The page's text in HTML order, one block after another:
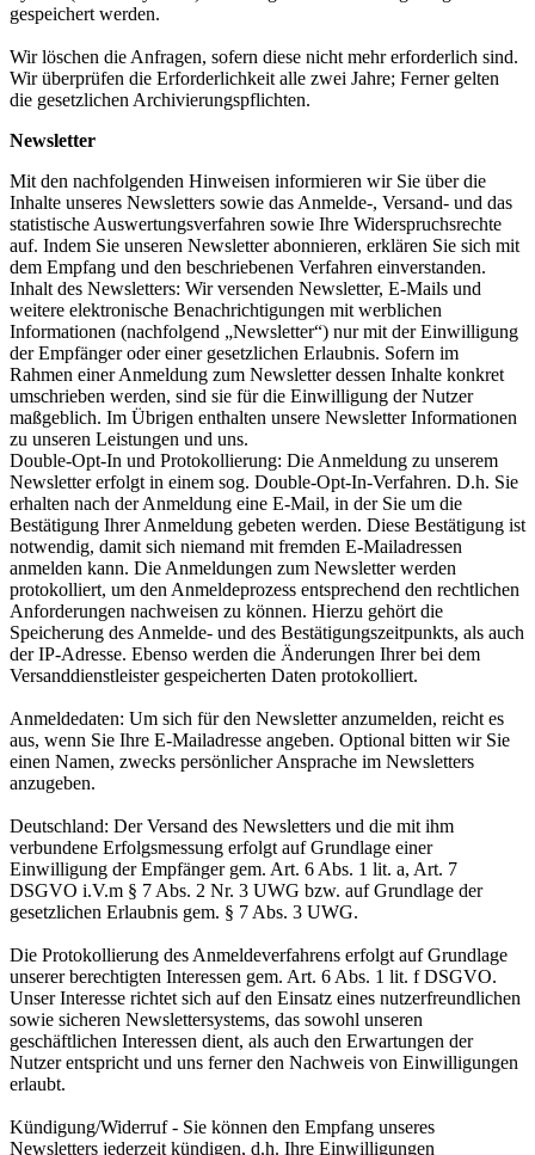
gespeichert werden.
Wir löschen die Anfragen, sofern diese nicht mehr erforderlich sind.
Wir überprüfen die Erforderlichkeit alle zwei Jahre; Ferner gelten
die gesetzlichen Archivierungspflichten.
Newsletter
Mit den nachfolgenden Hinweisen informieren wir Sie über die
Inhalte unseres Newsletters sowie das Anmelde-, Versand- und das
statistische Auswertungsverfahren sowie Ihre Widerspruchsrechte
auf. Indem Sie unseren Newsletter abonnieren, erklären Sie sich mit
dem Empfang und den beschriebenen Verfahren einverstanden.
Inhalt des Newsletters: Wir versenden Newsletter, E-Mails und
weitere elektronische Benachrichtigungen mit werblichen
Informationen (nachfolgend „Newsletter“) nur mit der Einwilligung
der Empfänger oder einer gesetzlichen Erlaubnis. Sofern im
Rahmen einer Anmeldung zum Newsletter dessen Inhalte konkret
umschrieben werden, sind sie für die Einwilligung der Nutzer
maßgeblich. Im Übrigen enthalten unsere Newsletter Informationen
zu unseren Leistungen und uns.
Double-Opt-In und Protokollierung: Die Anmeldung zu unserem
Newsletter erfolgt in einem sog. Double-Opt-In-Verfahren. D.h. Sie
erhalten nach der Anmeldung eine E-Mail, in der Sie um die
Bestätigung Ihrer Anmeldung gebeten werden. Diese Bestätigung ist
notwendig, damit sich niemand mit fremden E-Mailadressen
anmelden kann. Die Anmeldungen zum Newsletter werden
protokolliert, um den Anmeldeprozess entsprechend den rechtlichen
Anforderungen nachweisen zu können. Hierzu gehört die
Speicherung des Anmelde- und des Bestätigungszeitpunkts, als auch
der IP-Adresse. Ebenso werden die Änderungen Ihrer bei dem
Versanddienstleister gespeicherten Daten protokolliert.
Anmeldedaten: Um sich für den Newsletter anzumelden, reicht es
aus, wenn Sie Ihre E-Mailadresse angeben. Optional bitten wir Sie
einen Namen, zwecks persönlicher Ansprache im Newsletters
anzugeben.
Deutschland: Der Versand des Newsletters und die mit ihm
verbundene Erfolgsmessung erfolgt auf Grundlage einer
Einwilligung der Empfänger gem. Art. 6 Abs. 1 lit. a, Art. 7
DSGVO i.V.m § 7 Abs. 2 Nr. 3 UWG bzw. auf Grundlage der
gesetzlichen Erlaubnis gem. § 7 Abs. 3 UWG.
Die Protokollierung des Anmeldeverfahrens erfolgt auf Grundlage
unserer berechtigten Interessen gem. Art. 6 Abs. 1 lit. f DSGVO.
Unser Interesse richtet sich auf den Einsatz eines nutzerfreundlichen
sowie sicheren Newslettersystems, das sowohl unseren
geschäftlichen Interessen dient, als auch den Erwartungen der
Nutzer entspricht und uns ferner den Nachweis von Einwilligungen
erlaubt.
Kündigung/Widerruf - Sie können den Empfang unseres
Newsletters jederzeit kündigen, d.h. Ihre Einwilligungen